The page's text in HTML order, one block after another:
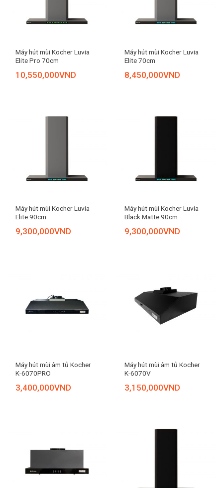
Máy hút mùi Kocher Luvia
Elite Pro 70cm
10,550,000VND
Máy hút mùi Kocher Luvia
Elite 70cm
8,450,000VND
Máy hút mùi Kocher Luvia
Elite 90cm
9,300,000VND
Máy hút mùi Kocher Luvia
Black Matte 90cm
9,300,000VND
Máy hút mùi âm tủ Kocher
K-6070PRO
3,400,000VND
Máy hút mùi âm tủ Kocher
K-6070V
3,150,000VND